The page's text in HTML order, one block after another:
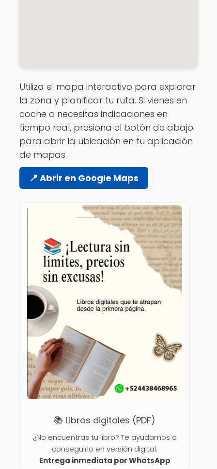
Utiliza el mapa interactivo para explorar
la zona y planificar tu ruta. Si vienes en
coche o necesitas indicaciones en
tiempo real, presiona el botón de abajo
para abrir la ubicación en tu aplicación
de mapas.
📍 Abrir en Google Maps
📚 Libros digitales (PDF)
¿No encuentras tu libro? Te ayudamos a
conseguirlo en versión digital.
Entrega inmediata por WhatsApp